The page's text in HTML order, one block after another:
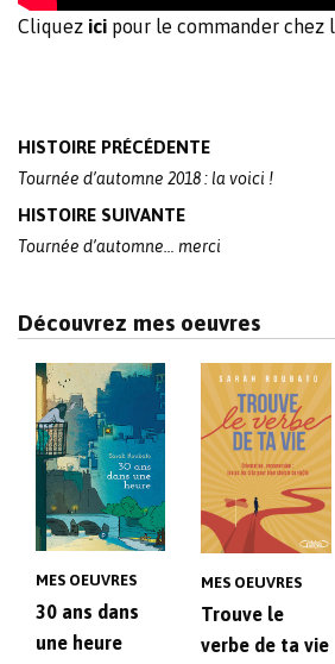
Cliquez ici pour le commander chez
Post
navigation
HISTOIRE PRÉCÉDENTE
Tournée d’automne 2018 : la voici !
HISTOIRE SUIVANTE
Tournée d’automne… merci
Découvrez mes oeuvres
MES OEUVRES
30 ans dans
une heure
MES OEUVRES
Trouve le
verbe de ta vie